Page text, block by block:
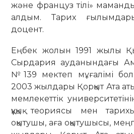
және француз тілі»
алдым. Тарих
доцент.
Еңбек жолын 1991 жылы
Сырдария ауданындағы
№139 мектеп мұғалімі
2003 жылдары Қорқыт Ата
мемлекеттік
құқық теориясы мен
оқытушы, аға оқытушысы,